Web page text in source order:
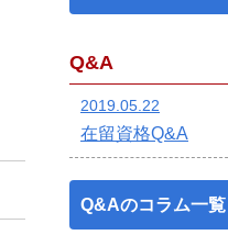
Q&A
2019.05.22
在留資格Q&A
Q&Aのコラム一覧